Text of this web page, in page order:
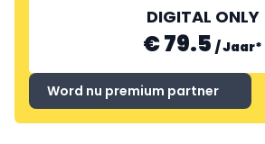
DIGITAL ONLY
€ 79.5 /Jaar*
Word nu premium partner